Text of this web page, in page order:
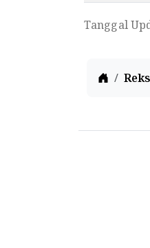
Tanggal
Home